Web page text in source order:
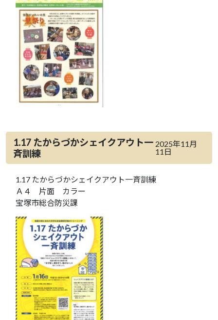
1.17 たからづかシェイクアウト一
斉訓練
2025年11月
11日
1.17 たからづかシェイクアウト一斉訓練
Ａ４ 片面 カラー
宝塚市総合防災課